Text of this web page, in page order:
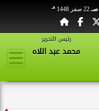
22 صفر 1448 هـ
رئيس التحرير
محمد عبد اللاه